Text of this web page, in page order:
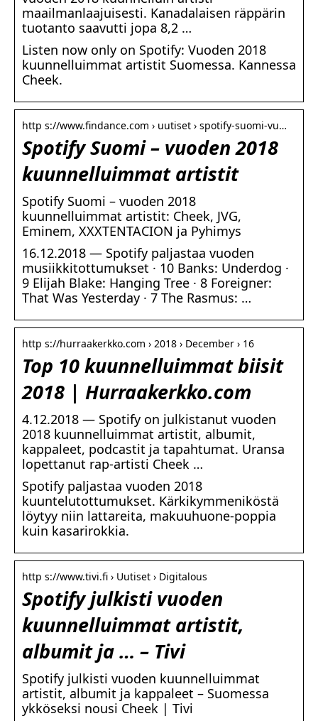
maailmanlaajuisesti. Kanadalaisen räppärin
tuotanto saavutti jopa 8,2 …
Listen now only on Spotify: Vuoden 2018
kuunnelluimmat artistit Suomessa. Kannessa
Cheek.
http s://www.findance.com › uutiset › spotify-suomi-vu…
Spotify Suomi – vuoden 2018
kuunnelluimmat artistit
Spotify Suomi – vuoden 2018
kuunnelluimmat artistit: Cheek, JVG,
Eminem, XXXTENTACION ja Pyhimys
16.12.2018 — Spotify paljastaa vuoden
musiikkitottumukset · 10 Banks: Underdog ·
9 Elijah Blake: Hanging Tree · 8 Foreigner:
That Was Yesterday · 7 The Rasmus: …
http s://hurraakerkko.com › 2018 › December › 16
Top 10 kuunnelluimmat biisit
2018 | Hurraakerkko.com
4.12.2018 — Spotify on julkistanut vuoden
2018 kuunnelluimmat artistit, albumit,
kappaleet, podcastit ja tapahtumat. Uransa
lopettanut rap-artisti Cheek …
Spotify paljastaa vuoden 2018
kuuntelutottumukset. Kärkikymmeniköstä
löytyy niin lattareita, makuuhuone-poppia
kuin kasarirokkia.
http s://www.tivi.fi › Uutiset › Digitalous
Spotify julkisti vuoden
kuunnelluimmat artistit,
albumit ja … – Tivi
Spotify julkisti vuoden kuunnelluimmat
artistit, albumit ja kappaleet – Suomessa
ykköseksi nousi Cheek | Tivi